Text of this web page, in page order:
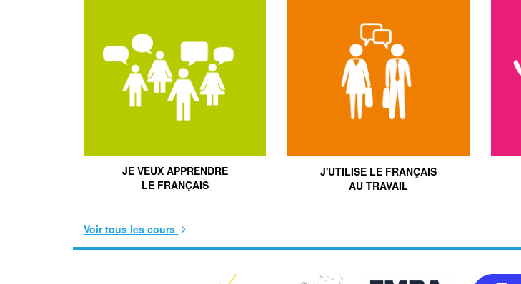
JE VEUX APPRENDRE
LE FRANÇAIS
J'UTILISE LE FRANÇAIS
AU TRAVAIL
Voir tous les cours